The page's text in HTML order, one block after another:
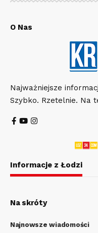
O Nas
Najważniejsze
Szybko. Rzetelnie. Na
Informacje z Łodzi
Na skróty
Najnowsze wiadomości